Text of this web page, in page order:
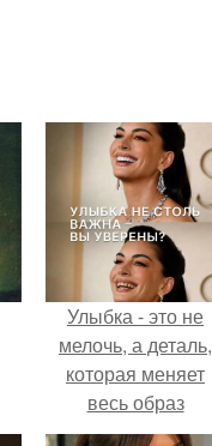
Улыбка - это не
мелочь, а деталь,
которая меняет
весь образ
человека.